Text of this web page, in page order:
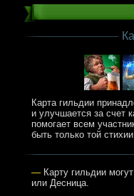
Карта гильдии
и улучшается за счет
помогает всем
быть только той
— Карту гильдии
или Десница.